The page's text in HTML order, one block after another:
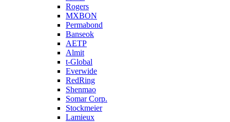
Rogers
MXBON
Permabond
Banseok
AETP
Almit
t-Global
Everwide
RedRing
Shenmao
Somar Corp.
Stockmeier
Lamieux